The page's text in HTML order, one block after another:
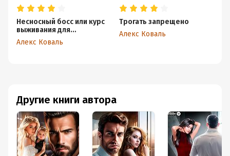
Другие книги автора
Несносный босс или курс
выживания для
миллиардера
Алекс Коваль
Трогать запрещено
Алекс Коваль